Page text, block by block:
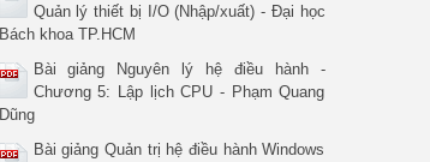
Quản lý thiết bị I/O (Nhập/xuất) - Đại học
Bách khoa TP.HCM
Bài giảng Nguyên lý hệ điều hành -
Chương 5: Lập lịch CPU - Phạm Quang
Dũng
Bài giảng Quản trị hệ điều hành Windows